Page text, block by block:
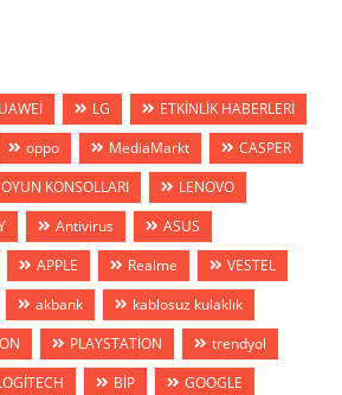
LG
ETKİNLİK HABERLERİ
oppo MediaMarkt
CASPER
OYUN KONSOLLARI
LENOVO
Antivirus
ASUS
APPLE Realme
VESTEL
akbank
kablosuz kulaklık
PLAYSTATİON
trendyol
BİP
GOOGLE